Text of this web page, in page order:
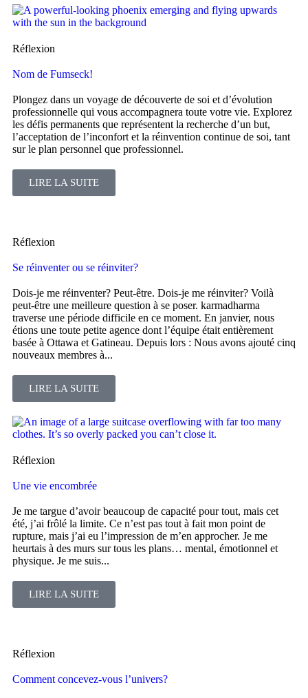
Réflexion
Nom de Fumseck!
Plongez dans un voyage de découverte de soi et d’évolution
professionnelle qui vous accompagnera toute votre vie. Explorez
les défis permanents que représentent la recherche d’un but,
l’acceptation de l’inconfort et la réinvention continue de soi, tant
sur le plan personnel que professionnel.
LIRE LA SUITE
Réflexion
Se réinventer ou se réinviter?
Dois-je me réinventer? Peut-être. Dois-je me réinviter? Voilà
peut-être une meilleure question à se poser. karmadharma
traverse une période difficile en ce moment. En janvier, nous
étions une toute petite agence dont l’équipe était entièrement
basée à Ottawa et Gatineau. Depuis lors : Nous avons ajouté cinq
nouveaux membres à...
LIRE LA SUITE
Réflexion
Une vie encombrée
Je me targue d’avoir beaucoup de capacité pour tout, mais cet
été, j’ai frôlé la limite. Ce n’est pas tout à fait mon point de
rupture, mais j’ai eu l’impression de m’en approcher. Je me
heurtais à des murs sur tous les plans… mental, émotionnel et
physique. Je me suis...
LIRE LA SUITE
Réflexion
Comment concevez-vous l’univers?